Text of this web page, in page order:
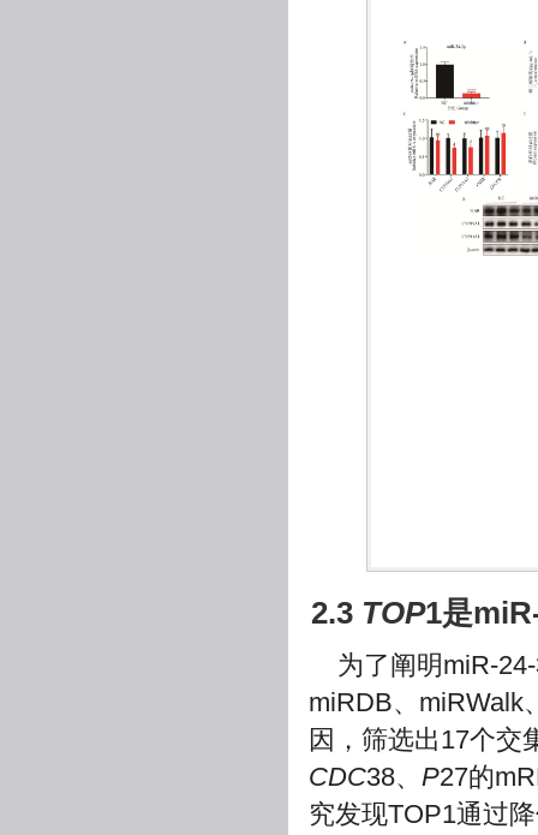
2.3 TOP1是
为了阐明miR-
miRDB、miRWalk
因，筛选出17个交
CDC38、 P27的
究发现TOP1通过